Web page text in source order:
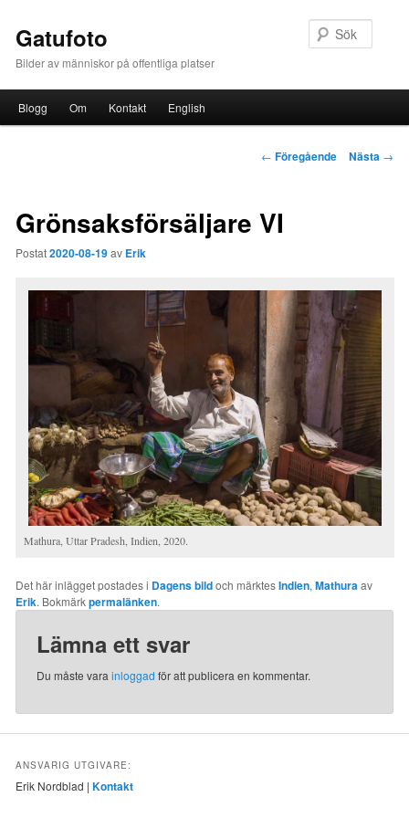
Gatufoto
Bilder av människor på offentliga platser
Hoppa till huvudinnehåll
Blogg Om Kontakt English
Inläggsnavigering
← Föregående Nästa →
Grönsaksförsäljare VI
Postat2020-08-19 av Erik
Mathura, Uttar Pradesh, Indien, 2020.
Det här inlägget postades i Dagens bildoch märktesIndien,Mathuraav
Erik. Bokmärkpermalänken.
Lämna ett svar
Du måste varainloggad för att publicera en kommentar.
ANSVARIG UTGIVARE:
Erik Nordblad |Kontakt